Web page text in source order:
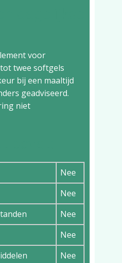
voor
twee softgels
bij een maaltijd
geadviseerd.
niet
Nee
Nee
Nee
Nee
Nee